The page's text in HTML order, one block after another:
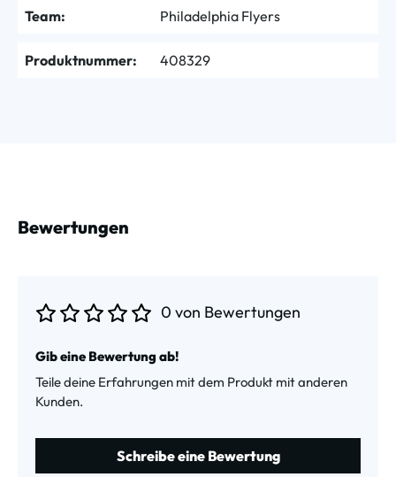
Team: Philadelphia Flyers
Produktnummer: 408329
Bewertungen
0 von Bewertungen
Gib eine Bewertung ab!
Teile deine Erfahrungen mit dem Produkt mit anderen
Kunden.
Schreibe eine Bewertung